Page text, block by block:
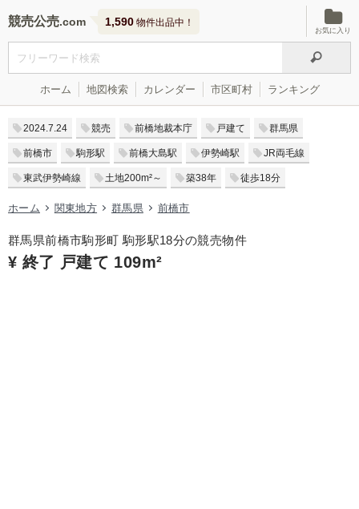
競売公売 1,590 物件出品中！
お気に入り
ホーム 地図検索 カレンダー 市区町村 ランキング
2024.7.24 競売 前橋地裁本庁 戸建て 群馬県
前橋市 駒形駅 前橋大島駅 伊勢崎駅 JR両毛線
東武伊勢崎線 土地200m²～ 築38年 徒歩18分
ホーム 関東地方 群馬県 前橋市
群馬県前橋市駒形町 駒形駅18分の競売物件
¥ 終了 戸建て 109m²